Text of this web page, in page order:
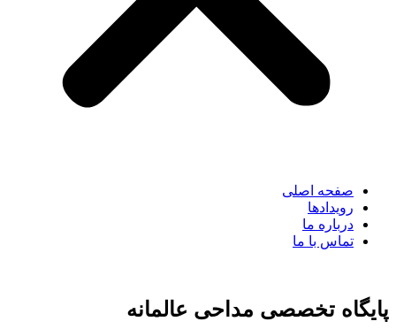
صفحه اصلی
رویدادها
درباره ما
تماس با ما
پایگاه تخصصی مداحی عالمانه